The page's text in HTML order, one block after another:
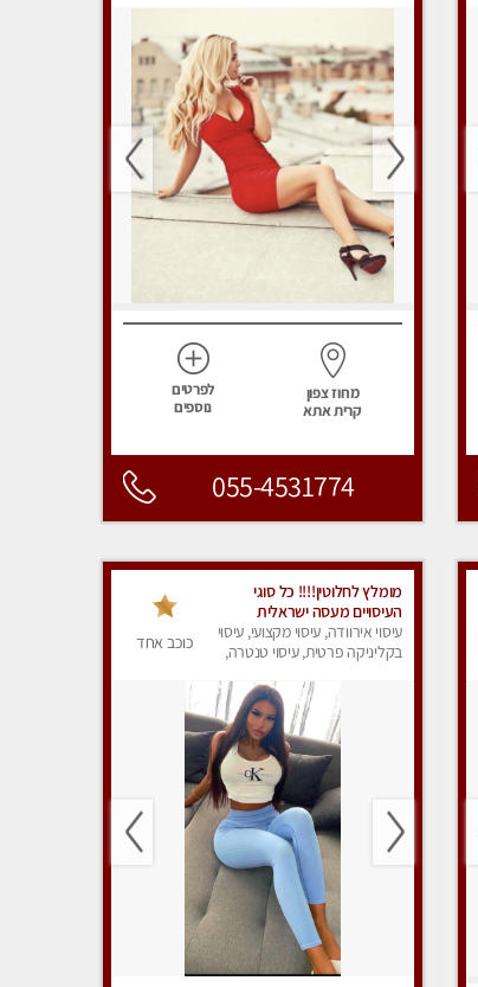
מחוז צפון
קרית אתא
לפרטים
נוספים
055-4531774
מומלץ לחלוטין!!!! כל סוגי
העיסויים מעסה ישראלית
מהממת, מקצועית ואיכותית
פרטי!!!לא עונה לחסוי
עיסוי אירוודה, עיסוי מקצועי, עיסוי
בקליניקה פרטית, עיסוי טנטרה,
כוכב אחד